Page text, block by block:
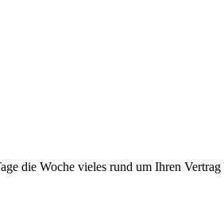
die Woche vieles rund um Ihren Vertrag